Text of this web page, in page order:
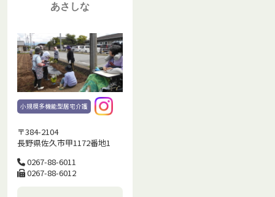
あさしな
小規模多機能型居宅介護
〒384-2104
長野県佐久市甲1172番地1
0267-88-6011
0267-88-6012